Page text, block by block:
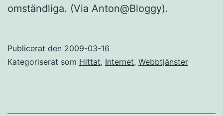
omständliga. (Via Anton@Bloggy).
Publicerat den 2009-03-16
Kategoriserat som Hittat, Internet, Webbtjänster